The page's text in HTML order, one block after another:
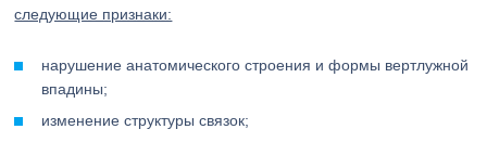
следующие признаки:
нарушение анатомического строения и формы вертлужной
впадины;
изменение структуры связок;